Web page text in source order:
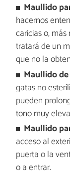
Maullido
hacernos
caricias o,
tratará de un
que no la
Maullido
gatas no
pueden
tono muy
Maullido
acceso al
puerta o la
o a entrar.